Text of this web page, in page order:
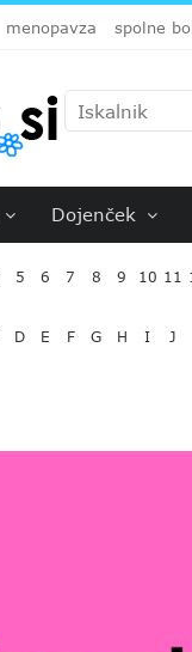
menopavza spolne
Dojenček
5 6 7 8 9 10 11
D E F G H I J